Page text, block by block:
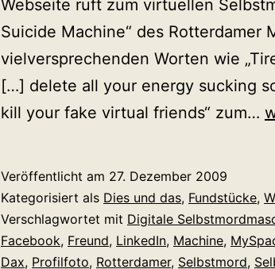
Webseite ruft zum virtuellen
Suicide Machine“ des Rotterdamer
vielversprechenden Worten wie
[…] delete all your energy sucking
kill your fake virtual friends“ zum…
Veröffentlicht am 27. Dezember 2009
Kategorisiert als Dies und das, Fundstücke,
Verschlagwortet mit Digitale
Facebook, Freund, LinkedIn, Machine,
Dax, Profilfoto, Rotterdamer, Selbstmord,